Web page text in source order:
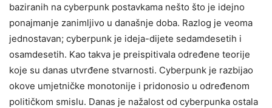
baziranih na cyberpunk postavkama nešto što je idejno
ponajmanje zanimljivo u današnje doba. Razlog je veoma
jednostavan; cyberpunk je ideja-dijete sedamdesetih i
osamdesetih. Kao takva je preispitivala određene teorije
koje su danas utvrđene stvarnosti. Cyberpunk je razbijao
okove umjetničke monotonije i pridonosio u određenom
političkom smislu. Danas je nažalost od cyberpunka ostala